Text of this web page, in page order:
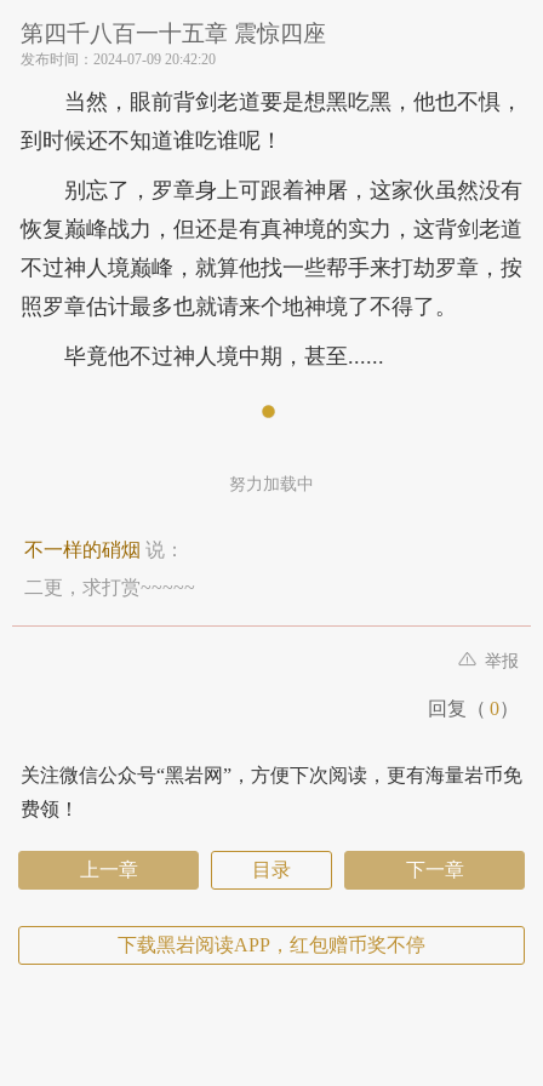
第四千八百一十五章 震惊四座
发布时间： 2024-07-09 20:42:20
当然，眼前背剑老道要是想黑吃黑，他也不惧，
到时候还不知道谁吃谁呢！
别忘了，罗章身上可跟着神屠，这家伙虽然没有
恢复巅峰战力，但还是有真神境的实力，这背剑老道
不过神人境巅峰，就算他找一些帮手来打劫罗章，按
照罗章估计最多也就请来个地神境了不得了。
毕竟他不过神人境中期，甚至......
努力加载中
不一样的硝烟 说：
二更，求打赏~~~~~
举报
回复（ 0）
关注微信公众号“黑岩网”，方便下次阅读，更有海量岩币免
费领！
上一章 目录 下一章
下载黑岩阅读APP，红包赠币奖不停